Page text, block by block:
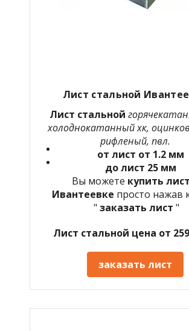
Лист стальной
Лист стальной
холоднокатанный хк,
рифленый, пвл.
от лист от 1.2 мм
до лист 25 мм
Вы можете купить
Ивантеевке просто нажав
" заказать лист "
Лист стальной цена от
заказать лист